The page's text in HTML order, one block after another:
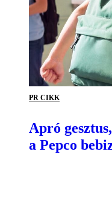
PR CIKK
Apró
a Pepco